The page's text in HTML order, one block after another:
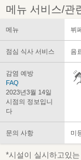
메뉴 서비스/관
메뉴 뷔
점심 식사 서비스 음
감염 예방
FAQ
2023년3월 14일
시점의 정보입니
다
문의 사항 미
*시설이 실시하고있